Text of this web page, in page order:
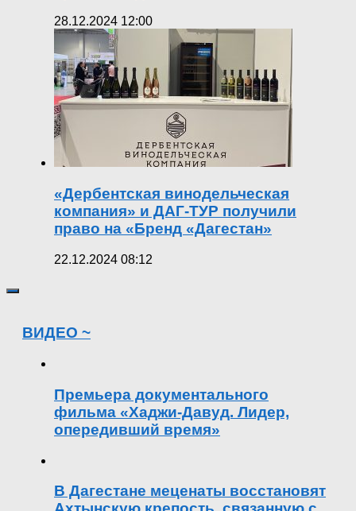
28.12.2024 12:00
«Дербентская винодельческая
компания» и ДАГ-ТУР получили
право на «Бренд «Дагестан»
22.12.2024 08:12
ВИДЕО ~
Премьера документального
фильма «Хаджи-Давуд. Лидер,
опередивший время»
В Дагестане меценаты восстановят